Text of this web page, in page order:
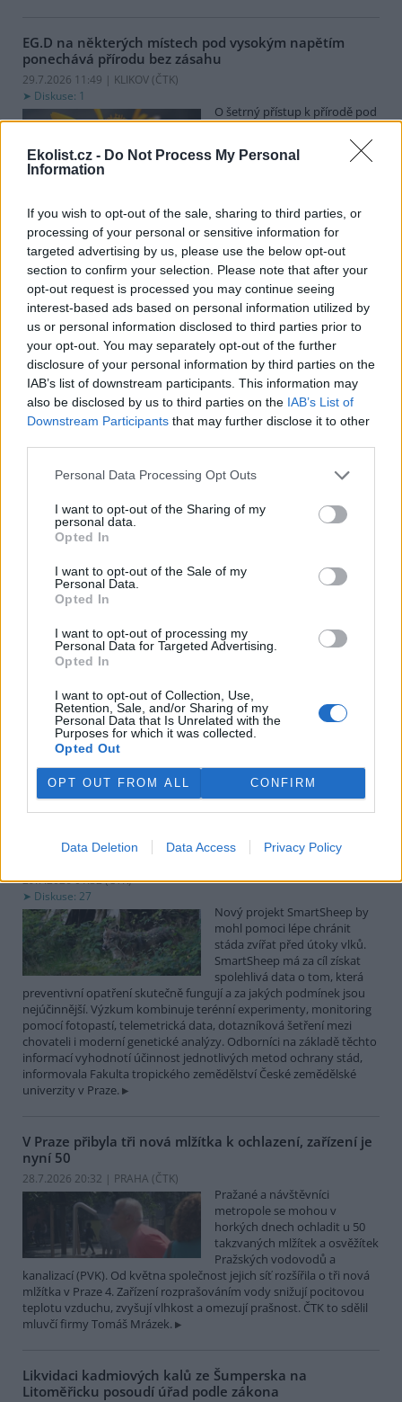
Ekolist.cz - Do Not Process My Personal
Information
If you wish to opt-out of the sale, sharing to third parties, or
processing of your personal or sensitive information for
targeted advertising by us, please use the below opt-out
section to confirm your selection. Please note that after your
opt-out request is processed you may continue seeing
interest-based ads based on personal information utilized by
us or personal information disclosed to third parties prior to
your opt-out. You may separately opt-out of the further
disclosure of your personal information by third parties on the
IAB’s list of downstream participants. This information may
also be disclosed by us to third parties on the IAB’s List of
Downstream Participants that may further disclose it to other
Personal Data Processing Opt Outs
I want to opt-out of the Sharing of my
personal data.
Opted In
I want to opt-out of the Sale of my
Personal Data.
Opted In
I want to opt-out of processing my
Personal Data for Targeted Advertising.
Opted In
I want to opt-out of Collection, Use,
Retention, Sale, and/or Sharing of my
Personal Data that Is Unrelated with the
Purposes for which it was collected.
Opted Out
OPT OUT FROM ALL CONFIRM
Data Deletion Data Access Privacy Policy
EG.D na některých místech pod vysokým napětím
ponechává přírodu bez zásahu
29.7.2026 11:49 | KLIKOV (ČTK)
Diskuse: 1
O šetrný přístup k přírodě pod
snaží distributor elektřiny
EG.D. U Klikova na
pás pod vysokým napětím, ale jen odstraňují vyšší dřeviny.
Novinářům to dnes řekli zástupci společnosti. Chtějí pomoci tomu,
aby krajina kolem energetické infrastruktury byla druhově pestřejší
a odolnější.
Zájem o elektrická nákladní auta v Česku roste, ale
pomaleji než v EU
29.7.2026 11:25 (ČTK )
Diskuse: 2
Zájem dopravců o nákladní
auta a autobusy na elektrický
pohon v Česku meziročně
roste, ale pomaleji, než je
průměr Evropské unie. U
nákladní auta do 3,5 tuny, byl růst větší než průměr EU. V analýze
Evropského sdružení výrobců automobilů.
nevyloučily krátkodobé zdražení
29.7.2026 10:20 (
E-shopy očekávají vyšší
náklady na nové obaly,
které má omezit množství
obalového a odpadového materiálu. ČTK to řekli zástupci e-
commerce. Krátkodobě by se náklady podle nich mohly
promítnout do cen zboží nebo do poplatků za balné, zvýšit by se
mohla administrativní zátěž pro e-shopy. Z dlouhodobého hlediska
však investice do nových obalů a technologií může náklady na
přepravu snížit. Evropský předpis začne platit 12. srpna.
Nový projekt, na kterém se podílí ČZU, má pomoci
chránit stáda před útoky vlků
29.7.2026 01:32 (ČTK)
Diskuse: 27
Nový projekt SmartSheep by
mohl pomoci lépe chránit
stáda zvířat před útoky vlků.
SmartSheep má za cíl získat
spolehlivá data o tom, která
preventivní opatření skutečně fungují a za jakých podmínek jsou
nejúčinnější. Výzkum kombinuje terénní experimenty, monitoring
pomocí fotopastí, telemetrická data, dotazníková šetření mezi
chovateli i moderní genetické analýzy. Odborníci na základě těchto
informací vyhodnotí účinnost jednotlivých metod ochrany stád,
informovala Fakulta tropického zemědělství České zemědělské
univerzity v Praze.
V Praze přibyla tři nová mlžítka k ochlazení, zařízení je
nyní 50
28.7.2026 20:32 | PRAHA (ČTK)
Pražané a návštěvníci
metropole se mohou v
horkých dnech ochladit u 50
takzvaných mlžítek a osvěžítek
Pražských vodovodů a
kanalizací (PVK). Od května společnost jejich síť rozšířila o tři nová
mlžítka v Praze 4. Zařízení rozprašováním vody snižují pocitovou
teplotu vzduchu, zvyšují vlhkost a omezují prašnost. ČTK to sdělil
mluvčí firmy Tomáš Mrázek.
Likvidaci kadmiových kalů ze Šumperska na
Litoměřicku posoudí úřad podle zákona